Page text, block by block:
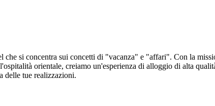
si concentra sui concetti di "vacanza" e "affari". Con la
orientale, creiamo un'esperienza di alloggio di alta
delle tue realizzazioni.